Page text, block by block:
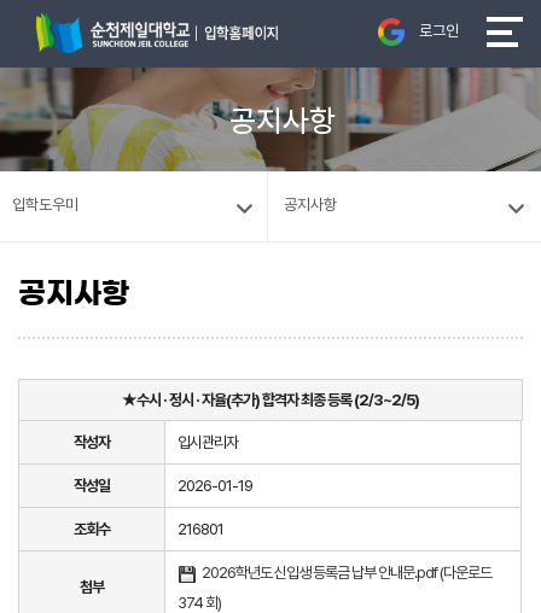
로그인
공지사항
입학도우미 공지사항
공지사항
★수시 · 정시 · 자율(추가) 합격자 최종 등록 (2/3~2/5)
작성자 입시관리자
작성일 2026-01-19
조회수 216801
첨부
2026학년도 신입생 등록금 납부 안내문.pdf (다운로드
374 회)